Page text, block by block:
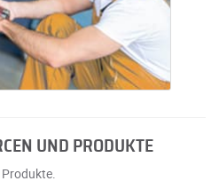
UND PRODUKTE